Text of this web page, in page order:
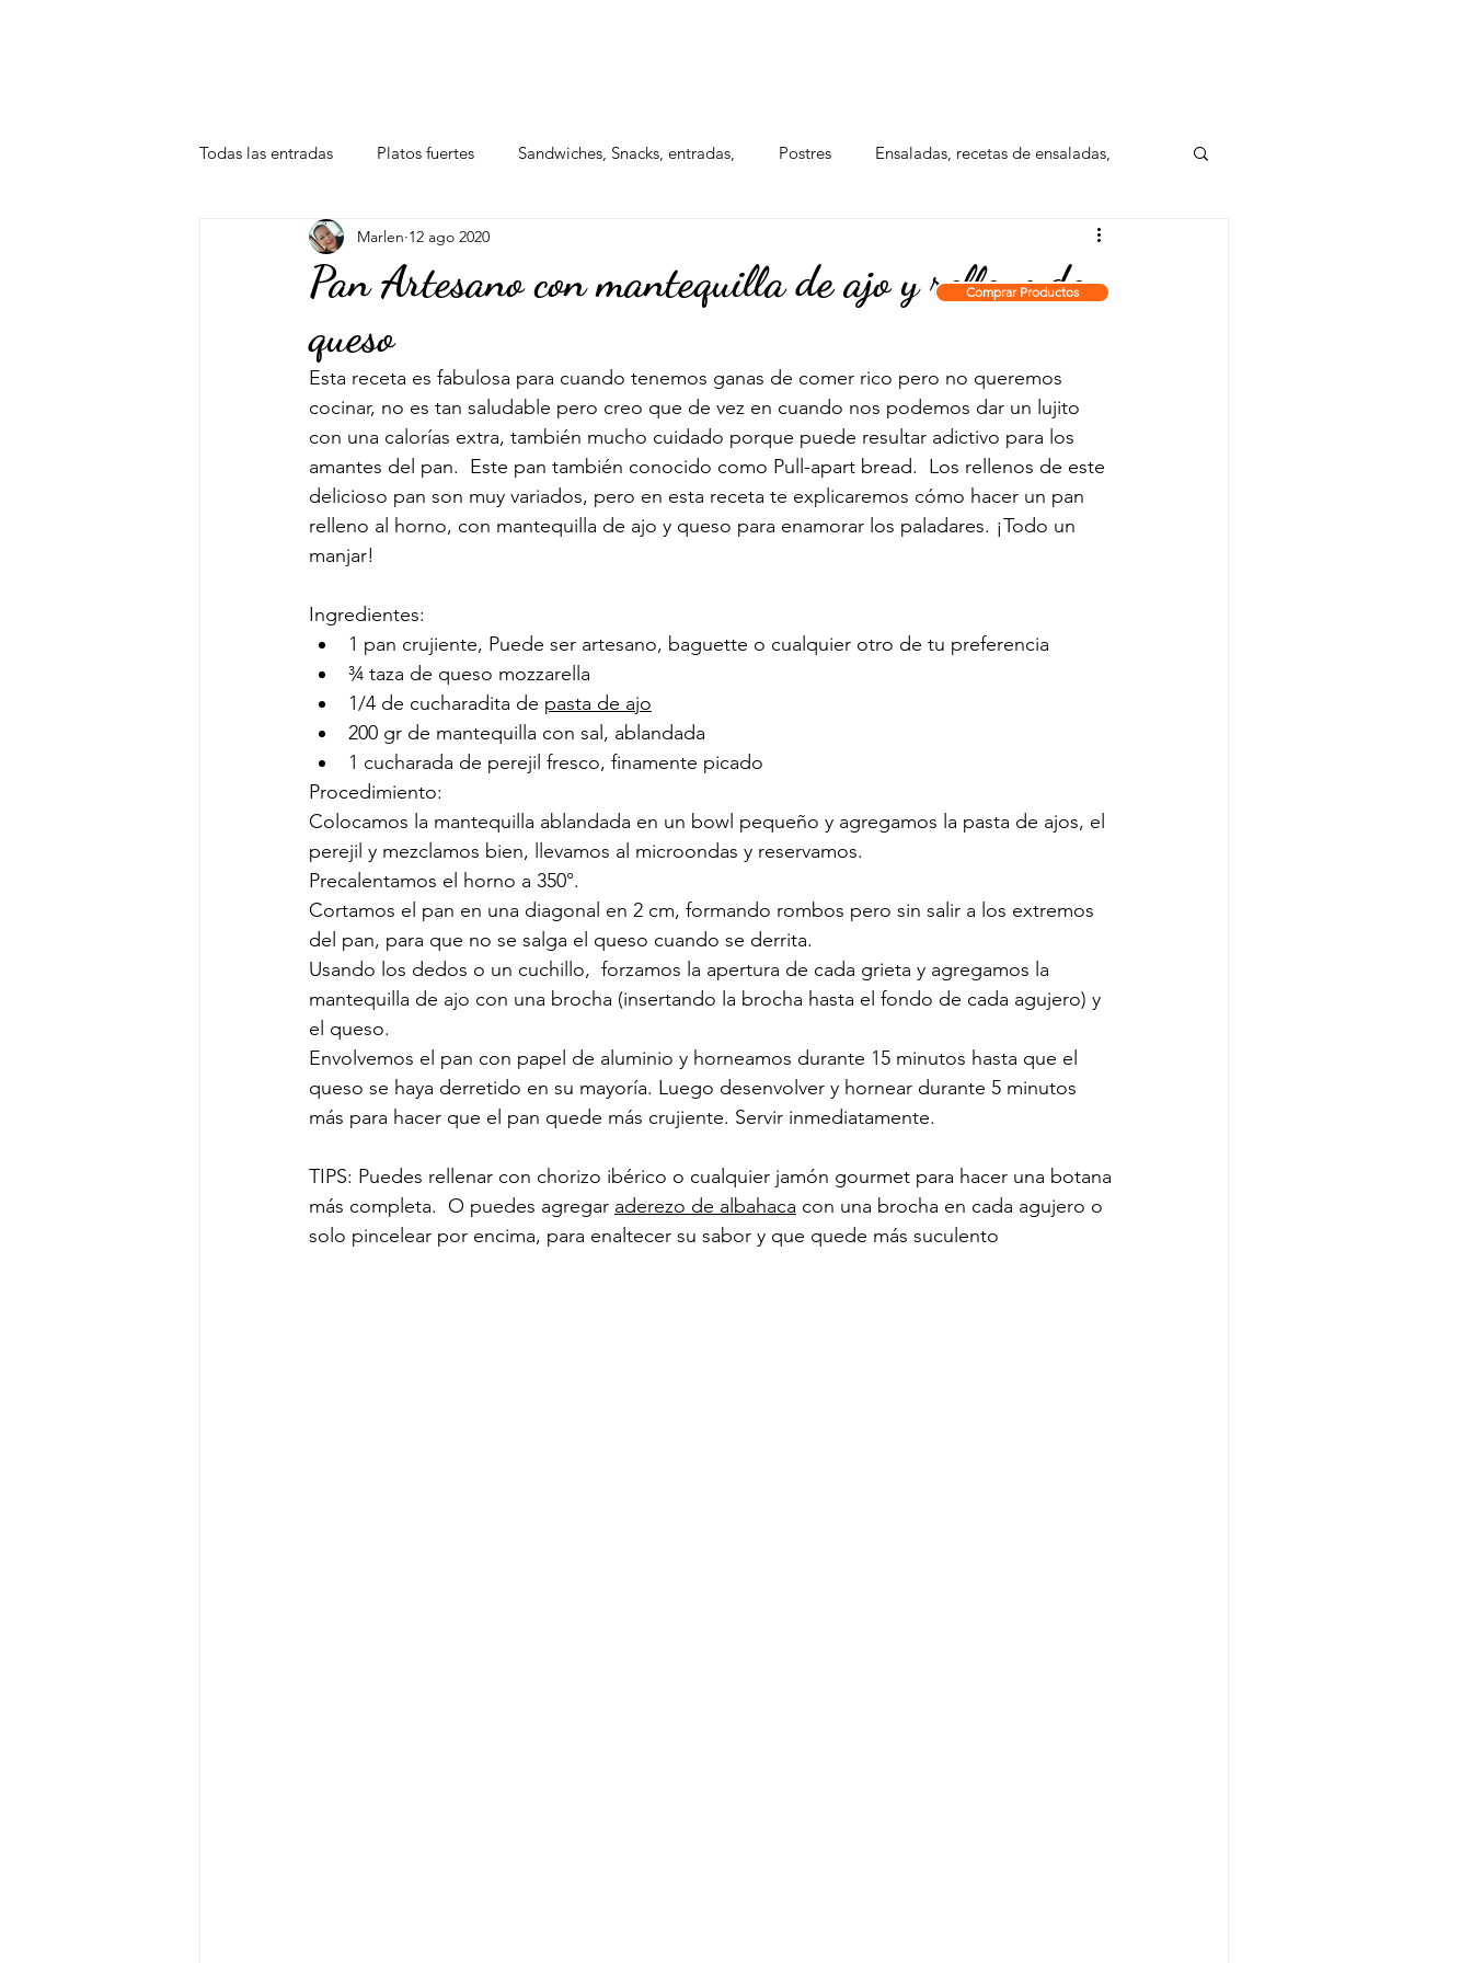
Todas las entradas Platos fuertes Sandwiches, Snacks, entradas, Postres Ensaladas, recetas de ensaladas,
Pan Artesano con mantequilla de ajo y relleno de
queso
Marlen 12 ago 2020
Esta receta es fabulosa para cuando tenemos ganas de comer rico pero no queremos
cocinar, no es tan saludable pero creo que de vez en cuando nos podemos dar un lujito
con una calorías extra, también mucho cuidado porque puede resultar adictivo para los
amantes del pan.  Este pan también conocido como Pull-apart bread.  Los rellenos de este
delicioso pan son muy variados, pero en esta receta te explicaremos cómo hacer un pan
relleno al horno, con mantequilla de ajo y queso para enamorar los paladares. ¡Todo un
manjar!
Ingredientes:
1 pan crujiente, Puede ser artesano, baguette o cualquier otro de tu preferencia
¾ taza de queso mozzarella
1/4 de cucharadita de pasta de ajo
200 gr de mantequilla con sal, ablandada
1 cucharada de perejil fresco, finamente picado
Procedimiento:
Colocamos la mantequilla ablandada en un bowl pequeño y agregamos la pasta de ajos, el
perejil y mezclamos bien, llevamos al microondas y reservamos.
Precalentamos el horno a 350°.
Cortamos el pan en una diagonal en 2 cm, formando rombos pero sin salir a los extremos
del pan, para que no se salga el queso cuando se derrita.
Usando los dedos o un cuchillo,  forzamos la apertura de cada grieta y agregamos la
mantequilla de ajo con una brocha (insertando la brocha hasta el fondo de cada agujero) y
el queso.
Envolvemos el pan con papel de aluminio y horneamos durante 15 minutos hasta que el
queso se haya derretido en su mayoría. Luego desenvolver y hornear durante 5 minutos
más para hacer que el pan quede más crujiente. Servir inmediatamente.
TIPS: Puedes rellenar con chorizo ibérico o cualquier jamón gourmet para hacer una botana
más completa.  O puedes agregar aderezo de albahaca con una brocha en cada agujero o
solo pincelear por encima, para enaltecer su sabor y que quede más suculento
Comprar Productos